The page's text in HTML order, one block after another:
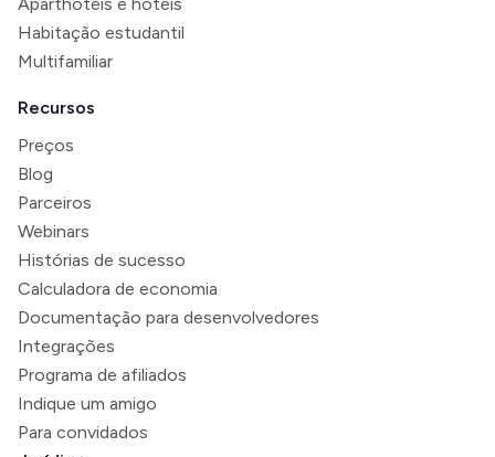
Habitação estudantil
Multifamiliar
Recursos
Preços
Blog
Parceiros
Webinars
Histórias de sucesso
Calculadora de economia
Documentação para desenvolvedores
Integrações
Programa de afiliados
Indique um amigo
Para convidados